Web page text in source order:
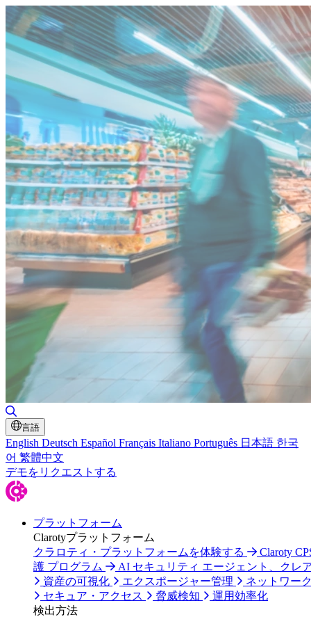
言語
English Deutsch Español Français Italiano Português 日本語 한국
어 繁體中文
デモをリクエストする
プラットフォーム
Clarotyプラットフォーム
クラロティ・プラットフォームを体験する
Claroty
護 プログラム
AI セキュリティ エージェント、クレ
資産の可視化
エクスポージャー管理
ネットワー
セキュア・アクセス
脅威検知
運用効率化
検出方法